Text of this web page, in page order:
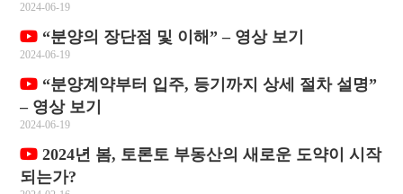
2024-06-19
“분양의 장단점 및 이해” – 영상 보기
2024-06-19
“분양계약부터 입주, 등기까지 상세 절차 설명”
– 영상 보기
2024-06-19
2024년 봄, 토론토 부동산의 새로운 도약이 시작
되는가?